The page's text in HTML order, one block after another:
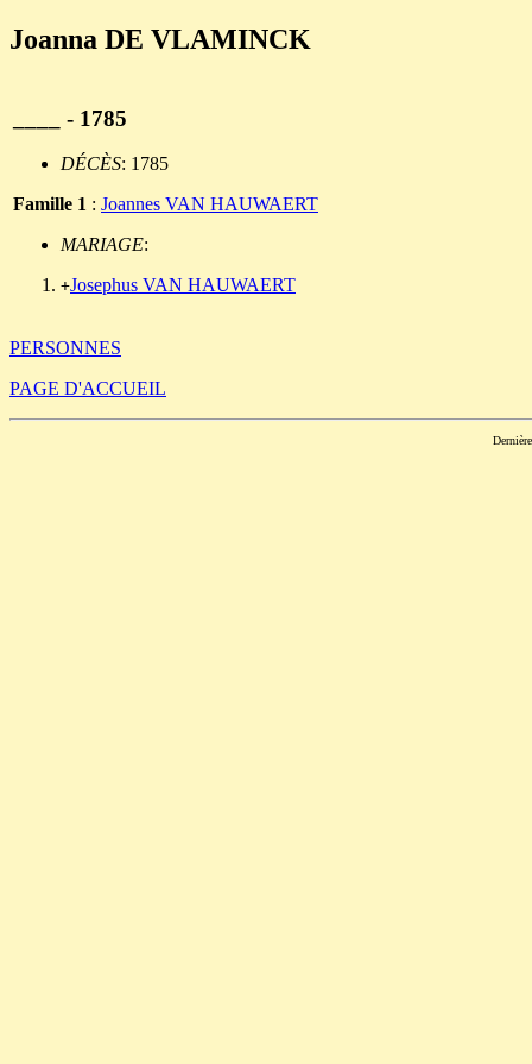
Joanna DE VLAMINCK
____ - 1785
DÉCÈS: 1785
Famille 1 : Joannes VAN HAUWAERT
MARIAGE:
+Josephus VAN HAUWAERT
PERSONNES
PAGE D'ACCUEIL